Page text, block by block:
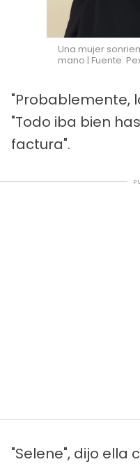
Una mujer
mano | Fuente:
"Probablemente,
"Todo iba bien
factura".
"Selene", dijo ella